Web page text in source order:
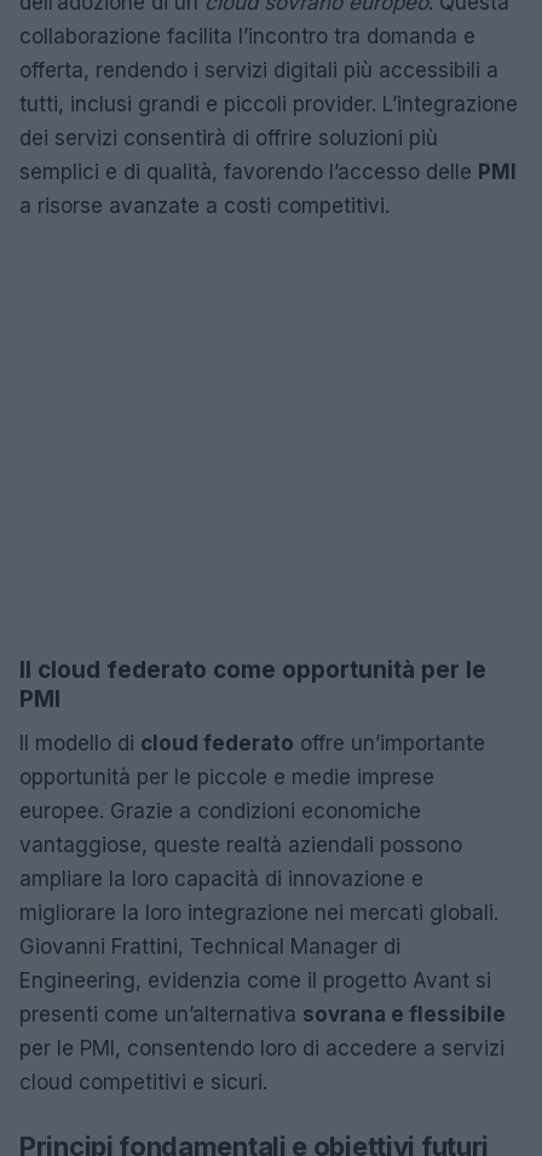
collaborazione facilita l’incontro tra domanda e
offerta, rendendo i servizi digitali più accessibili a
tutti, inclusi grandi e piccoli provider. L’integrazione
dei servizi consentirà di offrire soluzioni più
semplici e di qualità, favorendo l’accesso delle PMI
a risorse avanzate a costi competitivi.
Il cloud federato come opportunità per le
PMI
Il modello di cloud federato offre un’importante
opportunità per le piccole e medie imprese
europee. Grazie a condizioni economiche
vantaggiose, queste realtà aziendali possono
ampliare la loro capacità di innovazione e
migliorare la loro integrazione nei mercati globali.
Giovanni Frattini, Technical Manager di
Engineering, evidenzia come il progetto Avant si
presenti come un’alternativa sovrana e flessibile
per le PMI, consentendo loro di accedere a servizi
cloud competitivi e sicuri.
Principi fondamentali e obiettivi futuri